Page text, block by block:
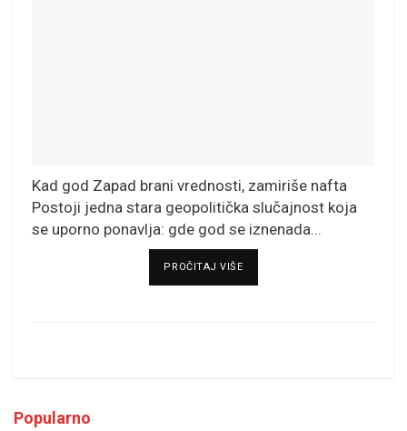
Kad god Zapad brani vrednosti, zamiriše nafta
Postoji jedna stara geopolitička slučajnost koja
se uporno ponavlja: gde god se iznenada...
PROČITAJ VIŠEDETAILS
Popularno